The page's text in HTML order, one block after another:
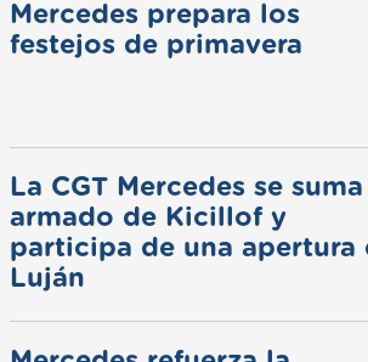
Mercedes prepara los
festejos de primavera
La CGT Mercedes se suma
armado de Kicillof y
participa de una apertura
Luján